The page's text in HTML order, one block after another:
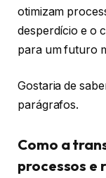
otimizam
desperdício e o
para um futuro
Gostaria de
parágrafos.
Como a
processos e